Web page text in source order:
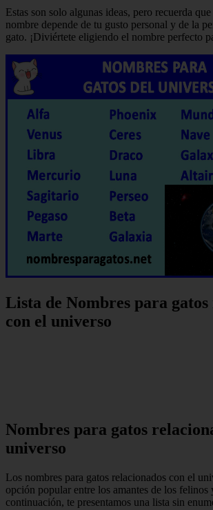
Estas son solo algunas ideas, pero recuerda
nombre depende de tu gusto personal y de la
gato. ¡Diviértete eligiendo el nombre perfecto
Lista de Nombres para
con el universo
Nombres para gatos
universo
Los nombres para gatos relacionados con el
opción popular entre los amantes de los felinos
continuación, te presentamos una lista sin